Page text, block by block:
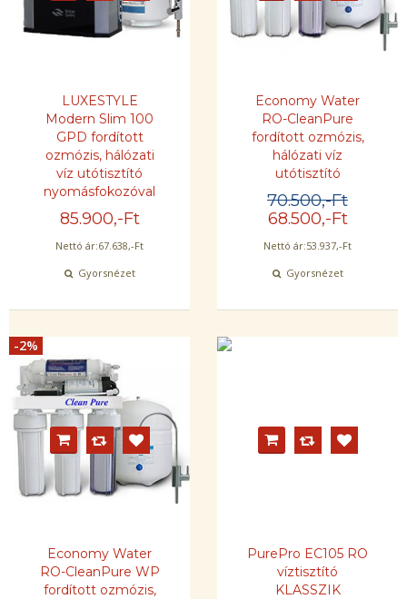
LUXESTYLE
Modern Slim 100
GPD fordított
ozmózis, hálózati
víz utótisztító
nyomásfokozóval
85.900,-Ft
Nettó ár:67.638,-Ft
Gyorsnézet
Economy Water
RO-CleanPure
fordított ozmózis,
hálózati víz
utótisztító
70.500,-Ft
68.500,-Ft
Nettó ár:53.937,-Ft
Gyorsnézet
Economy Water
RO-CleanPure WP
fordított ozmózis,
-2%
PurePro EC105 RO
víztisztító
KLASSZIK